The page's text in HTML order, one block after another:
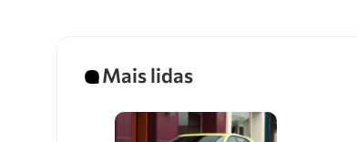
Mais lidas